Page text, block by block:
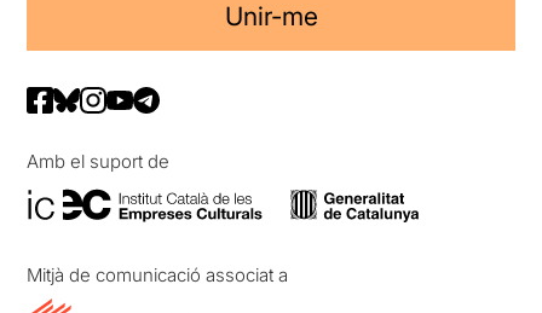
Unir-me
Amb el suport de
Mitjà de comunicació associat a